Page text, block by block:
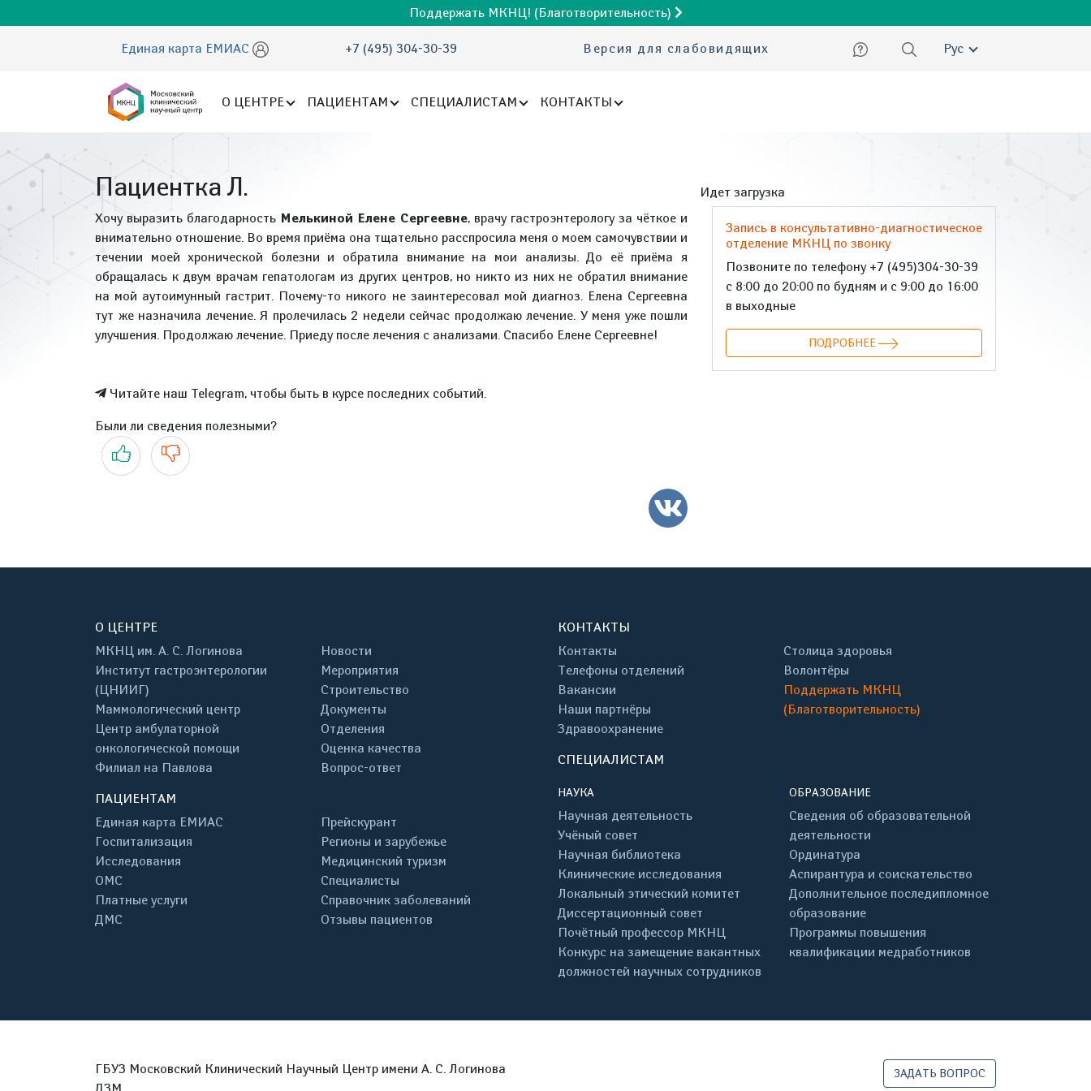
Поддержать МКНЦ! (Благотворительность)
Единая карта ЕМИАС +7 (495) 304-30-39 Версия для слабовидящих Русский
О ЦЕНТРЕ ПАЦИЕНТАМ СПЕЦИАЛИСТАМ КОНТАКТЫ
Пациентка Л.
Хочу выразить благодарность Мелькиной Елене Сергеевне, врачу гастроэнтерологу за чёткое и
внимательно отношение. Во время приёма она тщательно расспросила меня о моем самочувствии и
течении моей хронической болезни и обратила внимание на мои анализы. До её приёма я
обращалась к двум врачам гепатологам из других центров, но никто из них не обратил внимание
на мой аутоимунный гастрит. Почему-то никого не заинтересовал мой диагноз. Елена Сергеевна
тут же назначила лечение. Я пролечилась 2 недели сейчас продолжаю лечение. У меня уже пошли
улучшения. Продолжаю лечение. Приеду после лечения с анализами. Спасибо Елене Сергеевнe!
Читайте наш Telegram, чтобы быть в курсе последних событий.
Были ли сведения полезными?
Да Нет
ВКонтакте
Идет загрузка
Запись в консультативно-диагностическое
отделение МКНЦ по звонку
Позвоните по телефону +7 (495)304-30-39
с 8:00 до 20:00 по будням и с 9:00 до 16:00
в выходные
ПОДРОБНЕЕ
О ЦЕНТРЕ
МКНЦ им. А. С. Логинова
Институт гастроэнтерологии
(ЦНИИГ)
Маммологический центр
Центр амбулаторной
онкологической помощи
Филиал на Павлова
Новости
Мероприятия
Строительство
Документы
Отделения
Оценка качества
Вопрос-ответ
ПАЦИЕНТАМ
Единая карта ЕМИАС
Госпитализация
Исследования
ОМС
Платные услуги
ДМС
Прейскурант
Регионы и зарубежье
Медицинский туризм
Специалисты
Справочник заболеваний
Отзывы пациентов
КОНТАКТЫ
Контакты
Телефоны отделений
Вакансии
Наши партнёры
Здравоохранение
Столица здоровья
Волонтёры
Поддержать МКНЦ
(Благотворительность)
СПЕЦИАЛИСТАМ
НАУКА
Научная деятельность
Учёный совет
Научная библиотека
Клинические исследования
Локальный этический комитет
Диссертационный совет
Почётный профессор МКНЦ
Конкурс на замещение вакантных
должностей научных сотрудников
ОБРАЗОВАНИЕ
Сведения об образовательной
деятельности
Ординатура
Аспирантура и соискательство
Дополнительное последипломное
образование
Программы повышения
квалификации медработников
ГБУЗ Московский Клинический Научный Центр имени А. С. Логинова
ЗАДАТЬ ВОПРОС